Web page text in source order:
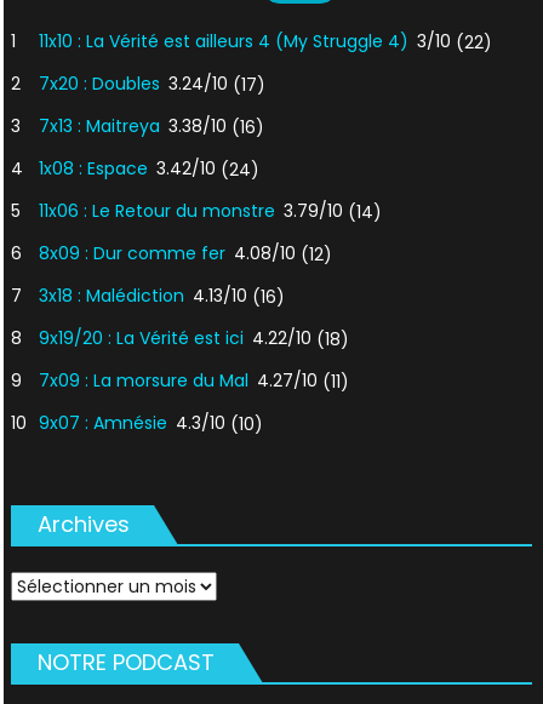
1 11x10 : La Vérité est ailleurs 4 (My Struggle 4) 3/10 (22)
2
7x20 : Doubles 3.24/10 (17)
3
7x13 : Maitreya 3.38/10 (16)
4
1x08 : Espace 3.42/10 (24)
5
11x06 : Le Retour du monstre 3.79/10 (14)
6
8x09 : Dur comme fer 4.08/10 (12)
7
3x18 : Malédiction 4.13/10 (16)
8
9x19/20 : La Vérité est ici 4.22/10 (18)
9
7x09 : La morsure du Mal 4.27/10 (11)
10 9x07 : Amnésie 4.3/10 (10)
Archives
Archives
NOTRE PODCAST